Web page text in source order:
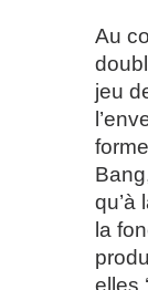
Au
jeu
qu’à
la
elles